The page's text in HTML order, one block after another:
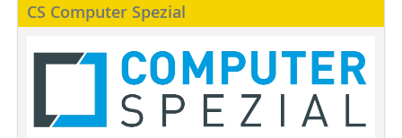
CS Computer Spezial